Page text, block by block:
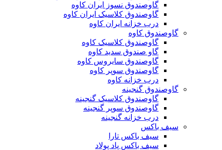
گاوصندوق نسوز ایران کاوه
گاوصندوق کلاسیک ایران کاوه
درب خزانه ایران کاوه
گاوصندوق کاوه
گاوصندوق کلاسیک کاوه
گاو صندوق سدید کاوه
گاوصندوق سایروس کاوه
گاوصندوق سوپر کاوه
درب خزانه کاوه
گاوصندوق گنجینه
گاوصندوق کلاسیک گنجینه
گاوصندوق سوپر گنجینه
درب خزانه گنجینه
سیف باکس
سیف باکس تارا
سیف باکس پاد پولاد